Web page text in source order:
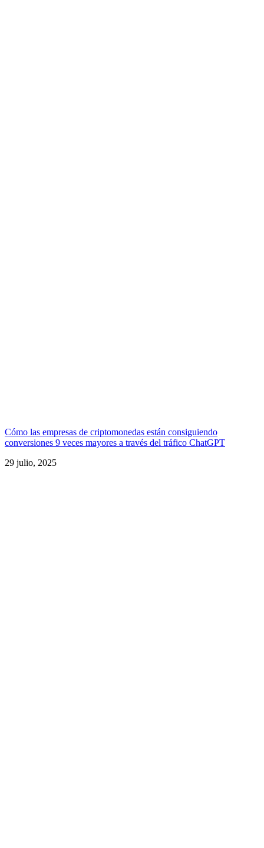
Cómo las empresas de criptomonedas están consiguiendo
conversiones 9 veces mayores a través del tráfico ChatGPT
29 julio, 2025